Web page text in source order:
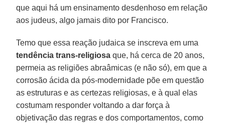
que aqui há um ensinamento desdenhoso em relação
aos judeus, algo jamais dito por Francisco.
Temo que essa reação judaica se inscreva em uma
tendência trans-religiosa que, há cerca de 20 anos,
permeia as religiões abraâmicas (e não só), em que a
corrosão ácida da pós-modernidade põe em questão
as estruturas e as certezas religiosas, e à qual elas
costumam responder voltando a dar força à
objetivação das regras e dos comportamentos, como